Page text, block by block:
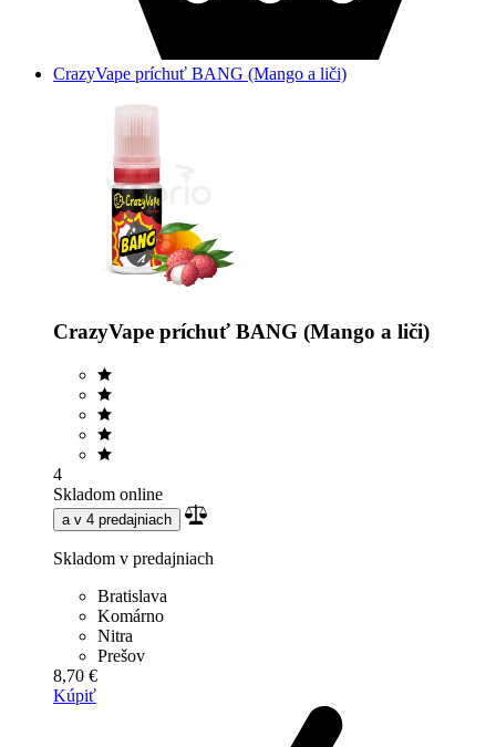
CrazyVape príchuť BANG (Mango a liči)
CrazyVape príchuť BANG (Mango a liči)
4
Skladom online
a v 4 predajniach
Skladom v predajniach
Bratislava
Komárno
Nitra
Prešov
8,70 €
Kúpiť